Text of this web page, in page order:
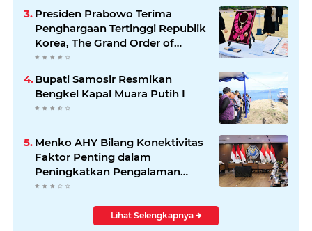
Presiden Prabowo Terima
Penghargaan Tertinggi Republik
Korea, The Grand Order of
Mugunghwa
Bupati Samosir Resmikan
Bengkel Kapal Muara Putih I
Menko AHY Bilang Konektivitas
Faktor Penting dalam
Peningkatkan Pengalaman
Wisatawan
Lihat Selengkapnya